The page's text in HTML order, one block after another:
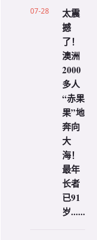
07-28
太震
撼
了！
澳洲
2000
多人
“赤果
果”地
奔向
大
海！
最年
长者
已91
岁......